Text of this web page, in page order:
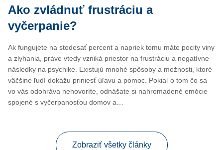
Ako zvládnuť frustráciu a
vyčerpanie?
Ak fungujete na stodesať percent a napriek tomu máte pocity viny
a zlyhania, práve vtedy vzniká priestor na frustráciu a negatívne
následky na psychike. Existujú mnohé spôsoby a možnosti, ktoré
väčšine ľudí dokážu priniesť úľavu a pomoc. Pokiaľ o tom čo sa
vo vás odohráva nehovoríte, odnášate si nahromadené emócie
spojené s vyčerpanosťou domov a…
Zobraziť všetky články